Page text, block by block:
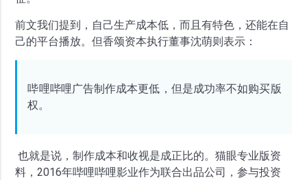
前文我们提到，自己生产成本低，而且有特色，还能在自
己的平台播放。但香颂资本执行董事沈萌则表示：
哔哩哔哩广告制作成本更低，但是成功率不如购买版
权。
也就是说，制作成本和收视是成正比的。猫眼专业版资
料，2016年哔哩哔哩影业作为联合出品公司，参与投资